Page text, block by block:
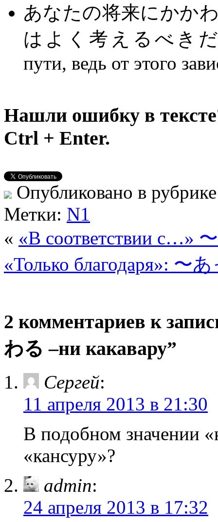
あなたの将来にかか
はよく考えるべきだ
пути, ведь от этого
Нашли ошибку в
Ctrl + Enter.
Опубликовано в
Метки: N1
« «В соответствии с…»
«Только благодаря»: 〜
2 комментариев к
わる –ни какавару”
Сергей:
11 апреля 2013 в 21:30
В подобном значении
«кансуру»?
admin:
24 апреля 2013 в 17:32